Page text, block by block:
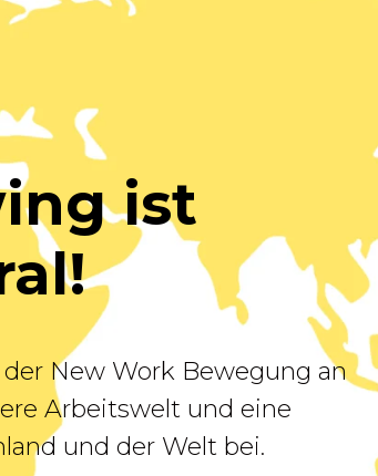
ist
New Work Bewegung an
Arbeitswelt und eine
und der Welt bei.